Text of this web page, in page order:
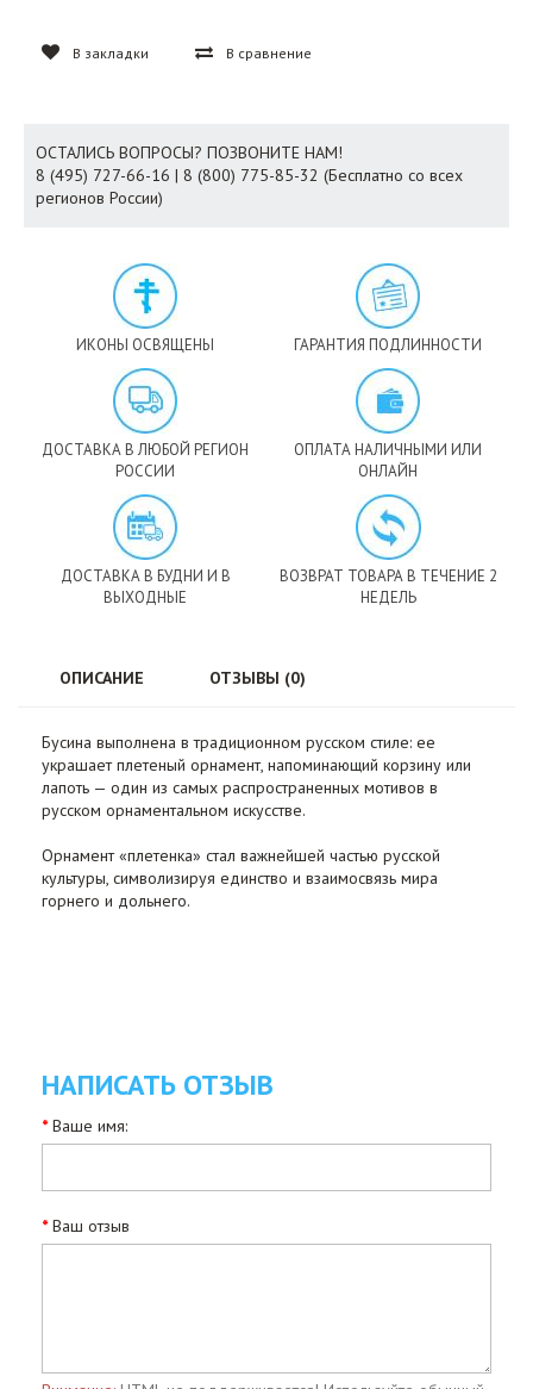
В закладки В сравнение
ОСТАЛИСЬ ВОПРОСЫ? ПОЗВОНИТЕ НАМ!
8 (495) 727-66-16 | 8 (800) 775-85-32 (Бесплатно со всех
регионов России)
ИКОНЫ ОСВЯЩЕНЫ ГАРАНТИЯ ПОДЛИННОСТИ
ДОСТАВКА В ЛЮБОЙ РЕГИОН
РОССИИ
ОПЛАТА НАЛИЧНЫМИ ИЛИ
ОНЛАЙН
ДОСТАВКА В БУДНИ И В
ВЫХОДНЫЕ
ВОЗВРАТ ТОВАРА В ТЕЧЕНИЕ 2
НЕДЕЛЬ
ОПИСАНИЕ ОТЗЫВЫ (0)
Бусина выполнена в традиционном русском стиле: ее
украшает плетеный орнамент, напоминающий корзину или
лапоть — один из самых распространенных мотивов в
русском орнаментальном искусстве.
Орнамент «плетенка» стал важнейшей частью русской
культуры, символизируя единство и взаимосвязь мира
горнего и дольнего.
НАПИСАТЬ ОТЗЫВ
Ваше имя:
Ваш отзыв